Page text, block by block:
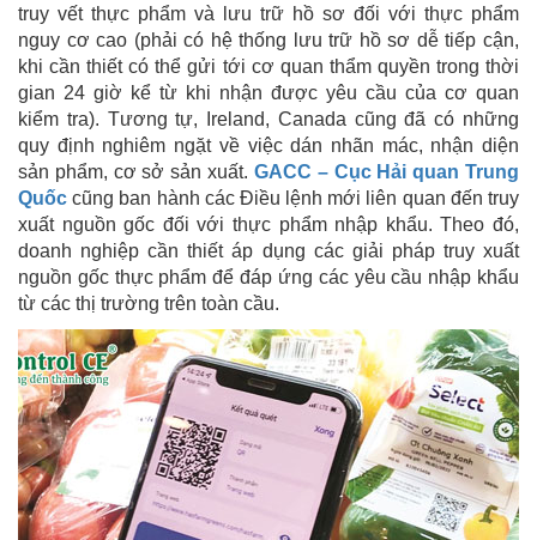
truy vết thực phẩm và lưu trữ hồ sơ đối với thực phẩm
nguy cơ cao (phải có hệ thống lưu trữ hồ sơ dễ tiếp cận,
khi cần thiết có thể gửi tới cơ quan thẩm quyền trong thời
gian 24 giờ kể từ khi nhận được yêu cầu của cơ quan
kiểm tra). Tương tự, Ireland, Canada cũng đã có những
quy định nghiêm ngặt về việc dán nhãn mác, nhận diện
sản phẩm, cơ sở sản xuất. GACC – Cục Hải quan Trung
Quốc cũng ban hành các Điều lệnh mới liên quan đến truy
xuất nguồn gốc đối với thực phẩm nhập khẩu. Theo đó,
doanh nghiệp cần thiết áp dụng các giải pháp truy xuất
nguồn gốc thực phẩm để đáp ứng các yêu cầu nhập khẩu
từ các thị trường trên toàn cầu.